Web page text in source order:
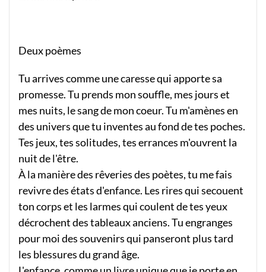
Deux poèmes
Tu arrives comme une caresse qui apporte sa
promesse. Tu prends mon souffle, mes jours et
mes nuits, le sang de mon coeur. Tu m'amènes en
des univers que tu inventes au fond de tes poches.
Tes jeux, tes solitudes, tes errances m'ouvrent la
nuit de l'être.
À la manière des rêveries des poètes, tu me fais
revivre des états d'enfance. Les rires qui secouent
ton corps et les larmes qui coulent de tes yeux
décrochent des tableaux anciens. Tu engranges
pour moi des souvenirs qui panseront plus tard
les blessures du grand âge.